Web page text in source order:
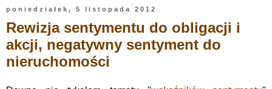
poniedziałek, 5 listopada 2012
Rewizja sentymentu do obligacji i
akcji, negatywny sentyment do
nieruchomości